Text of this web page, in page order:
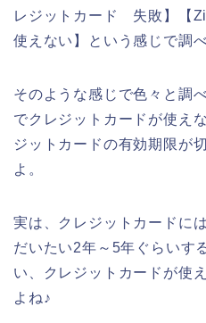
レジットカード 失敗】【
使えない】という感じで調
そのような感じで色々と調
でクレジットカードが使え
ジットカードの有効期限が
よ。
実は、クレジットカードに
だいたい2年～5年ぐらいす
い、クレジットカードが使
よね♪